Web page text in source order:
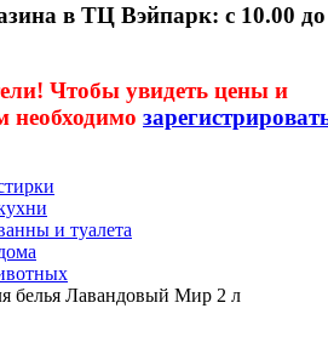
в ТЦ Вэйпарк: с 10.00 до
Чтобы увидеть цены и
необходимо
и туалета
белья Лавандовый Мир 2 л